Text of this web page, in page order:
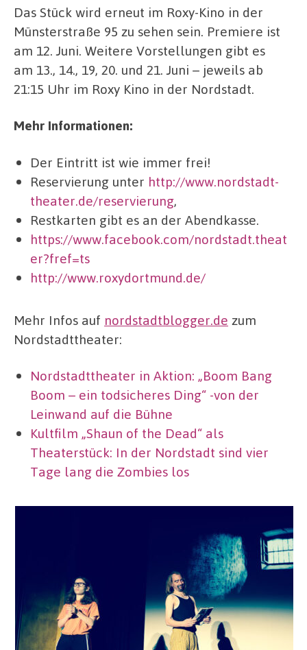
Das Stück wird erneut im Roxy-Kino in der
Münsterstraße 95 zu sehen sein. Premiere ist
am 12. Juni. Weitere Vorstellungen gibt es
am 13., 14., 19, 20. und 21. Juni – jeweils ab
21:15 Uhr im Roxy Kino in der Nordstadt.
Mehr Informationen:
Der Eintritt ist wie immer frei!
Reservierung unter http://www.nordstadt-
theater.de/reservierung,
Restkarten gibt es an der Abendkasse.
https://www.facebook.com/nordstadt.theat
er?fref=ts
http://www.roxydortmund.de/
Mehr Infos auf nordstadtblogger.de zum
Nordstadttheater:
Nordstadttheater in Aktion: „Boom Bang
Boom – ein todsicheres Ding“ -von der
Leinwand auf die Bühne
Kultfilm „Shaun of the Dead“ als
Theaterstück: In der Nordstadt sind vier
Tage lang die Zombies los